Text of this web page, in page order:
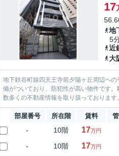
17
地
5
近
大
地下鉄谷町線四天王寺前夕陽ヶ丘周辺へ
備がついており、防犯性が高い物件です
数多くの不動産情報を取り扱っておりま
部屋番号 所在階 賃料
- 10階 17万円
- 10階 17万円